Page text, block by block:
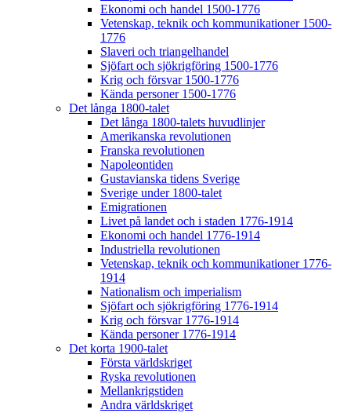
Ekonomi och handel 1500-1776
Vetenskap, teknik och kommunikationer 1500-
1776
Slaveri och triangelhandel
Sjöfart och sjökrigföring 1500-1776
Krig och försvar 1500-1776
Kända personer 1500-1776
Det långa 1800-talet
Det långa 1800-talets huvudlinjer
Amerikanska revolutionen
Franska revolutionen
Napoleontiden
Gustavianska tidens Sverige
Sverige under 1800-talet
Emigrationen
Livet på landet och i staden 1776-1914
Ekonomi och handel 1776-1914
Industriella revolutionen
Vetenskap, teknik och kommunikationer 1776-
1914
Nationalism och imperialism
Sjöfart och sjökrigföring 1776-1914
Krig och försvar 1776-1914
Kända personer 1776-1914
Det korta 1900-talet
Första världskriget
Ryska revolutionen
Mellankrigstiden
Andra världskriget